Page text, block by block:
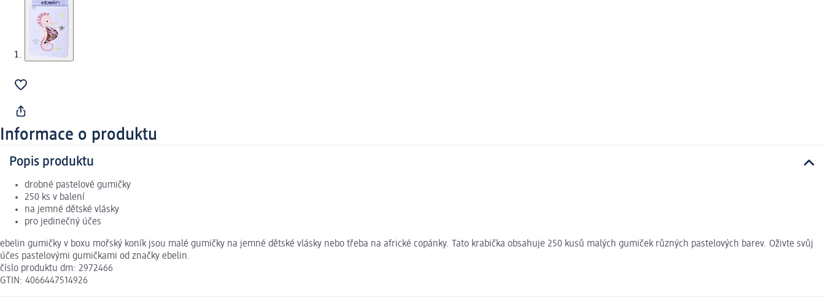
Informace o produktu
Popis produktu
drobné pastelové gumičky
250 ks v balení
na jemné dětské vlásky
pro jedinečný účes
ebelin gumičky v boxu mořský koník jsou malé gumičky na jemné dětské vlásky nebo třeba na africké copánky. Tato krabička obsahuje 250 kusů malých gumiček různých pastelových barev. Oživte svůj
účes pastelovými gumičkami od značky ebelin.
číslo produktu dm: 2972466
GTIN: 4066447514926